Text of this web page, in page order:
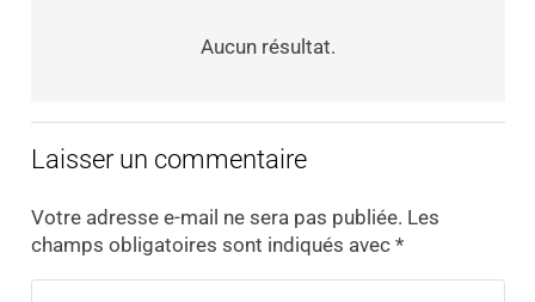
Aucun résultat.
Laisser un commentaire
Votre adresse e-mail ne sera pas publiée. Les
champs obligatoires sont indiqués avec *